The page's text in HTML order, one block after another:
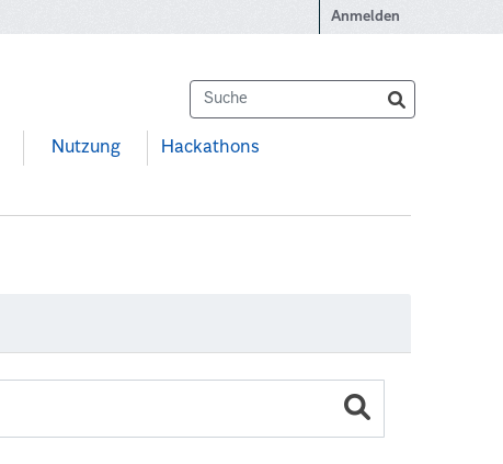
Anmelden
Nutzung Hackathons